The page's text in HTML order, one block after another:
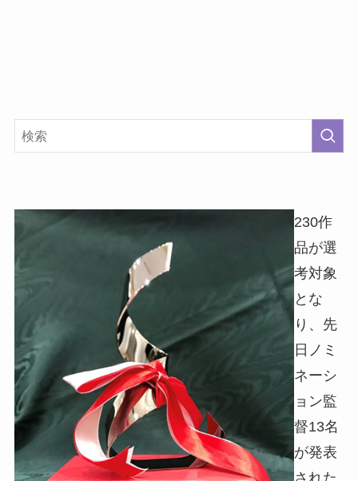
230作
品が選
考対象
とな
り、先
日ノミ
ネーシ
ョン監
督13名
が発表